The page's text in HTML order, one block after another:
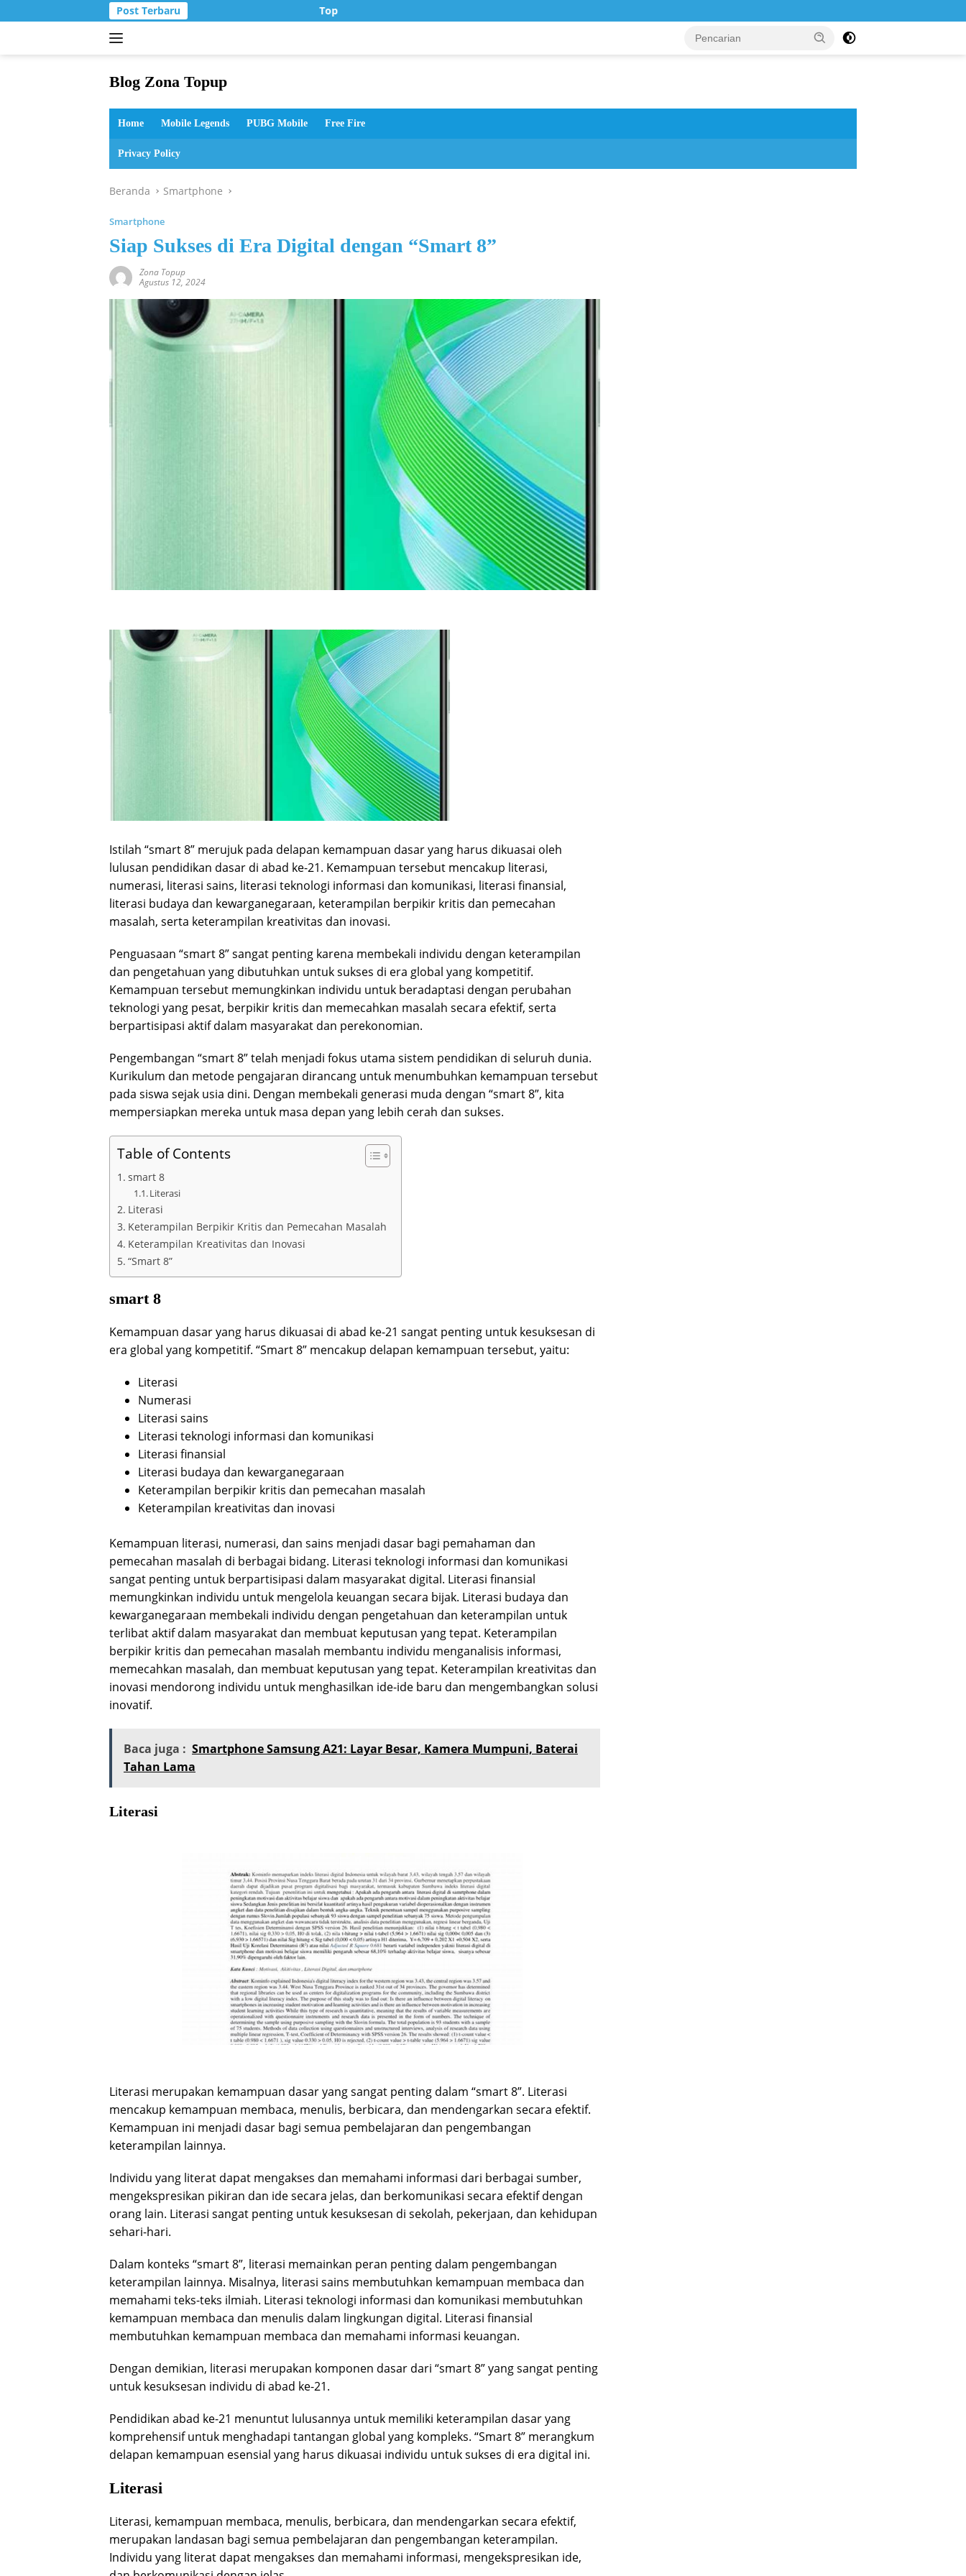
ke
Post Terbaru Top Up Murah di Zona Topup
Blog Zona Topup
dan
bermain
Home Mobile Legends PUBG Mobile Free Fire
Privacy Policy
Beranda Smartphone
Smartphone
Siap Sukses di Era Digital dengan “Smart 8”
Zona Topup
Agustus 12, 2024
Istilah “smart 8” merujuk pada delapan kemampuan dasar yang harus dikuasai oleh
lulusan pendidikan dasar di abad ke-21. Kemampuan tersebut mencakup literasi,
numerasi, literasi sains, literasi teknologi informasi dan komunikasi, literasi finansial,
literasi budaya dan kewarganegaraan, keterampilan berpikir kritis dan pemecahan
masalah, serta keterampilan kreativitas dan inovasi.
Penguasaan “smart 8” sangat penting karena membekali individu dengan keterampilan
dan pengetahuan yang dibutuhkan untuk sukses di era global yang kompetitif.
Kemampuan tersebut memungkinkan individu untuk beradaptasi dengan perubahan
teknologi yang pesat, berpikir kritis dan memecahkan masalah secara efektif, serta
berpartisipasi aktif dalam masyarakat dan perekonomian.
Pengembangan “smart 8” telah menjadi fokus utama sistem pendidikan di seluruh dunia.
Kurikulum dan metode pengajaran dirancang untuk menumbuhkan kemampuan tersebut
pada siswa sejak usia dini. Dengan membekali generasi muda dengan “smart 8”, kita
mempersiapkan mereka untuk masa depan yang lebih cerah dan sukses.
Table of Contents
smart 8
Literasi
Literasi
Keterampilan Berpikir Kritis dan Pemecahan Masalah
Keterampilan Kreativitas dan Inovasi
“Smart 8”
smart 8
Kemampuan dasar yang harus dikuasai di abad ke-21 sangat penting untuk kesuksesan di
era global yang kompetitif. “Smart 8” mencakup delapan kemampuan tersebut, yaitu:
Literasi
Numerasi
Literasi sains
Literasi teknologi informasi dan komunikasi
Literasi finansial
Literasi budaya dan kewarganegaraan
Keterampilan berpikir kritis dan pemecahan masalah
Keterampilan kreativitas dan inovasi
Kemampuan literasi, numerasi, dan sains menjadi dasar bagi pemahaman dan
pemecahan masalah di berbagai bidang. Literasi teknologi informasi dan komunikasi
sangat penting untuk berpartisipasi dalam masyarakat digital. Literasi finansial
memungkinkan individu untuk mengelola keuangan secara bijak. Literasi budaya dan
kewarganegaraan membekali individu dengan pengetahuan dan keterampilan untuk
terlibat aktif dalam masyarakat dan membuat keputusan yang tepat. Keterampilan
berpikir kritis dan pemecahan masalah membantu individu menganalisis informasi,
memecahkan masalah, dan membuat keputusan yang tepat. Keterampilan kreativitas dan
inovasi mendorong individu untuk menghasilkan ide-ide baru dan mengembangkan solusi
inovatif.
Baca juga : Smartphone Samsung A21: Layar Besar, Kamera Mumpuni, Baterai
Tahan Lama
Literasi
Literasi merupakan kemampuan dasar yang sangat penting dalam “smart 8”. Literasi
mencakup kemampuan membaca, menulis, berbicara, dan mendengarkan secara efektif.
Kemampuan ini menjadi dasar bagi semua pembelajaran dan pengembangan
keterampilan lainnya.
Individu yang literat dapat mengakses dan memahami informasi dari berbagai sumber,
mengekspresikan pikiran dan ide secara jelas, dan berkomunikasi secara efektif dengan
orang lain. Literasi sangat penting untuk kesuksesan di sekolah, pekerjaan, dan kehidupan
sehari-hari.
Dalam konteks “smart 8”, literasi memainkan peran penting dalam pengembangan
keterampilan lainnya. Misalnya, literasi sains membutuhkan kemampuan membaca dan
memahami teks-teks ilmiah. Literasi teknologi informasi dan komunikasi membutuhkan
kemampuan membaca dan menulis dalam lingkungan digital. Literasi finansial
membutuhkan kemampuan membaca dan memahami informasi keuangan.
Dengan demikian, literasi merupakan komponen dasar dari “smart 8” yang sangat penting
untuk kesuksesan individu di abad ke-21.
Pendidikan abad ke-21 menuntut lulusannya untuk memiliki keterampilan dasar yang
komprehensif untuk menghadapi tantangan global yang kompleks. “Smart 8” merangkum
delapan kemampuan esensial yang harus dikuasai individu untuk sukses di era digital ini.
Literasi
Literasi, kemampuan membaca, menulis, berbicara, dan mendengarkan secara efektif,
merupakan landasan bagi semua pembelajaran dan pengembangan keterampilan.
Individu yang literat dapat mengakses dan memahami informasi, mengekspresikan ide,